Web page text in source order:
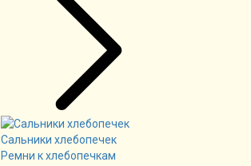
Сальники хлебопечек
Ремни к хлебопечкам